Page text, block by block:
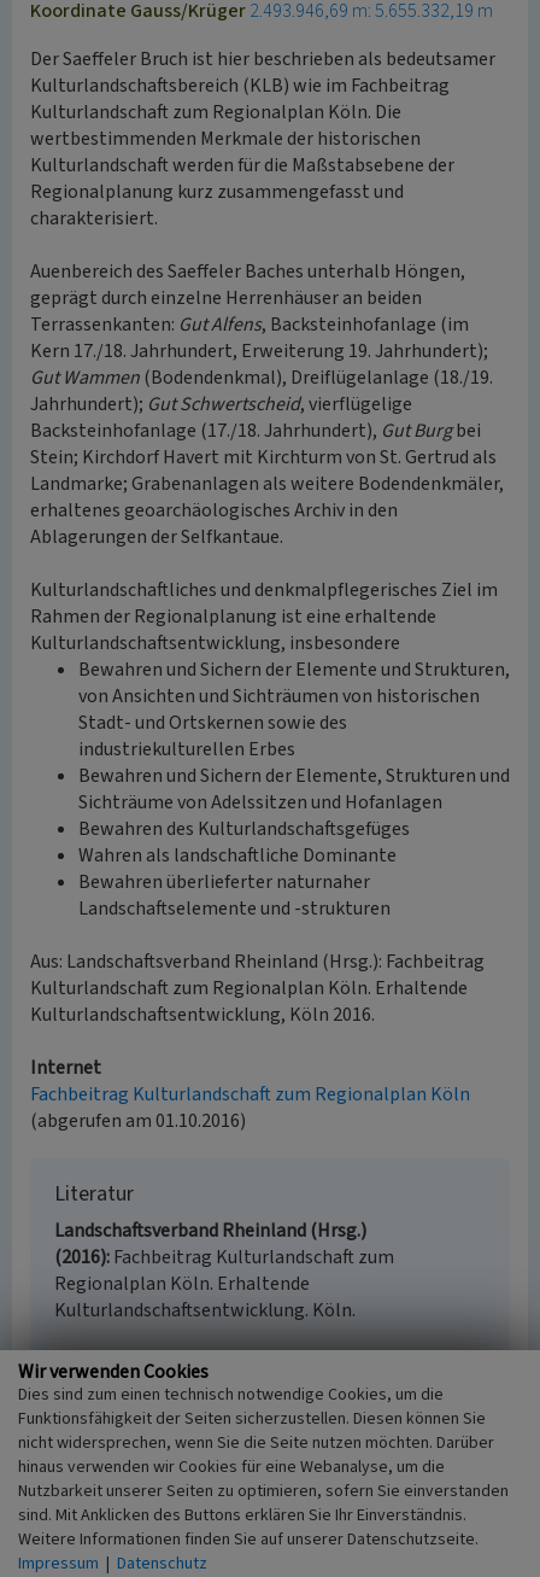
Koordinate Gauss/Krüger2.493.946,69 m: 5.655.332,19 m
Der Saeffeler Bruch ist hier beschrieben als bedeutsamer
Kulturlandschaftsbereich (KLB) wie im Fachbeitrag
Kulturlandschaft zum Regionalplan Köln. Die
wertbestimmenden Merkmale der historischen
Kulturlandschaft werden für die Maßstabsebene der
Regionalplanung kurz zusammengefasst und
charakterisiert.
Auenbereich des Saeffeler Baches unterhalb Höngen,
geprägt durch einzelne Herrenhäuser an beiden
Terrassenkanten: Gut Alfens, Backsteinhofanlage (im
Kern 17./18. Jahrhundert, Erweiterung 19. Jahrhundert);
Gut Wammen(Bodendenkmal), Dreiflügelanlage (18./19.
Jahrhundert); Gut Schwertscheid, vierflügelige
Backsteinhofanlage (17./18. Jahrhundert), Gut Burgbei
Stein; Kirchdorf Havert mit Kirchturm von St. Gertrud als
Landmarke; Grabenanlagen als weitere Bodendenkmäler,
erhaltenes geoarchäologisches Archiv in den
Ablagerungen der Selfkantaue.
Kulturlandschaftliches und denkmalpflegerisches Ziel im
Rahmen der Regionalplanung ist eine erhaltende
Kulturlandschaftsentwicklung, insbesondere
Bewahren und Sichern der Elemente und Strukturen,
von Ansichten und Sichträumen von historischen
Stadt- und Ortskernen sowie des
industriekulturellen Erbes
Bewahren und Sichern der Elemente, Strukturen und
Sichträume von Adelssitzen und Hofanlagen
Bewahren des Kulturlandschaftsgefüges
Wahren als landschaftliche Dominante
Bewahren überlieferter naturnaher
Landschaftselemente und -strukturen
Aus: Landschaftsverband Rheinland (Hrsg.): Fachbeitrag
Kulturlandschaft zum Regionalplan Köln. Erhaltende
Kulturlandschaftsentwicklung, Köln 2016.
Internet
Fachbeitrag Kulturlandschaft zum Regionalplan Köln
(abgerufen am 01.10.2016)
Literatur
Landschaftsverband Rheinland (Hrsg.)
(2016) Fachbeitrag Kulturlandschaft zum
Regionalplan Köln. Erhaltende
Kulturlandschaftsentwicklung. Köln.
Saeffeler Bruch (Kulturlandschaftsbereich
Regionalplan Köln 002)
Schlagwörter
Kulturlandschaftsbereich Aue Herrenhaus
(Bauwerk) Terrasse (Landschaftselement)
Kirchengebäude Gutshof
Wir verwenden Cookies
Dies sind zum einen technisch notwendige Cookies, um die
Funktionsfähigkeit der Seiten sicherzustellen. Diesen können Sie
nicht widersprechen, wenn Sie die Seite nutzen möchten. Darüber
hinaus verwenden wir Cookies für eine Webanalyse, um die
Nutzbarkeit unserer Seiten zu optimieren, sofern Sie einverstanden
sind. Mit Anklicken des Buttons erklären Sie Ihr Einverständnis.
Weitere Informationen finden Sie auf unserer Datenschutzseite.
Impressum | Datenschutz